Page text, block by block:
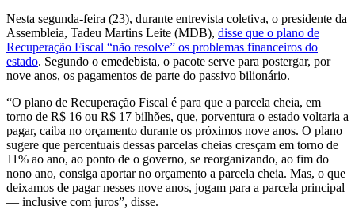
Nesta segunda-feira (23), durante entrevista coletiva, o presidente da
Assembleia, Tadeu Martins Leite (MDB), disse que o plano de
Recuperação Fiscal “não resolve” os problemas financeiros do
estado. Segundo o emedebista, o pacote serve para postergar, por
nove anos, os pagamentos de parte do passivo bilionário.
“O plano de Recuperação Fiscal é para que a parcela cheia, em
torno de R$ 16 ou R$ 17 bilhões, que, porventura o estado voltaria a
pagar, caiba no orçamento durante os próximos nove anos. O plano
sugere que percentuais dessas parcelas cheias cresçam em torno de
11% ao ano, ao ponto de o governo, se reorganizando, ao fim do
nono ano, consiga aportar no orçamento a parcela cheia. Mas, o que
deixamos de pagar nesses nove anos, jogam para a parcela principal
— inclusive com juros”, disse.